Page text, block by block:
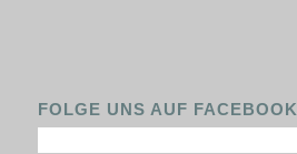
FOLGE UNS AUF FACEBOOK